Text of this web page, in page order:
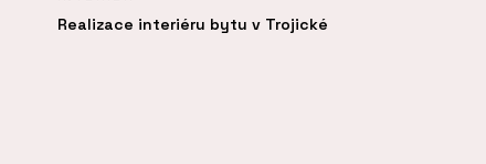
Realizace interiéru bytu v Trojické